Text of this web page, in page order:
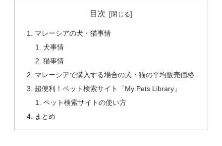
目次
マレーシアの犬・猫事情
犬事情
猫事情
マレーシアで購入する場合の犬・猫の平均販売価格
超便利！ペット検索サイト「My Pets Library」
ペット検索サイトの使い方
まとめ